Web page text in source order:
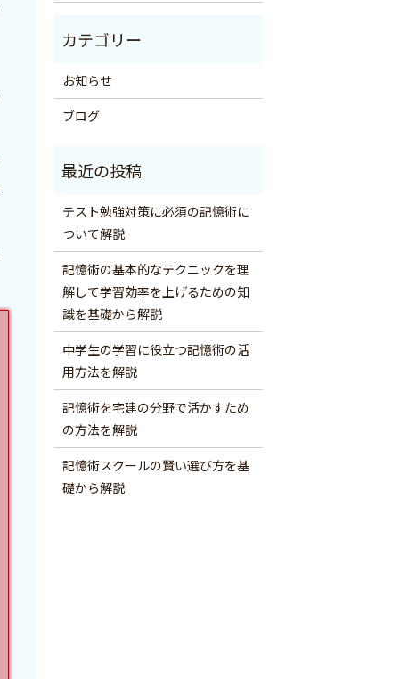
お知らせ
ブログ
テスト勉強対策に必須の記憶術に
ついて解説
記憶術の基本的なテクニックを理
解して学習効率を上げるための知
識を基礎から解説
中学生の学習に役立つ記憶術の活
用方法を解説
記憶術を宅建の分野で活かすため
の方法を解説
記憶術スクールの賢い選び方を基
礎から解説